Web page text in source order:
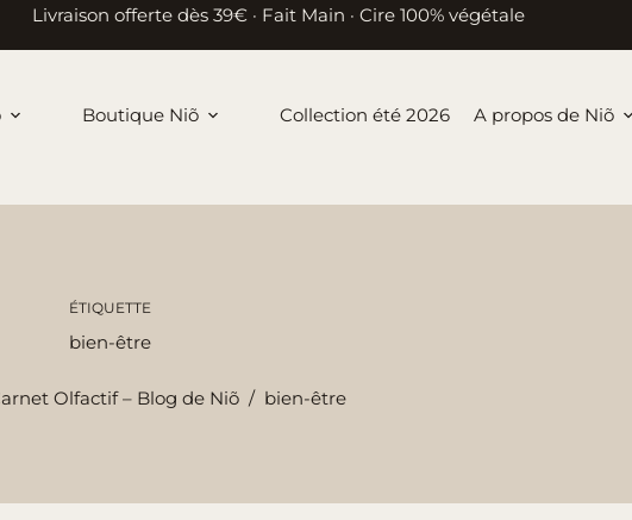
Livraison offerte dès 39€ · Fait Main · Cire 100% végétale
Boutique Niõ Collection été 2026 A propos de Niõ
ÉTIQUETTE
bien-être
Olfactif – Blog de Niõ / bien-être